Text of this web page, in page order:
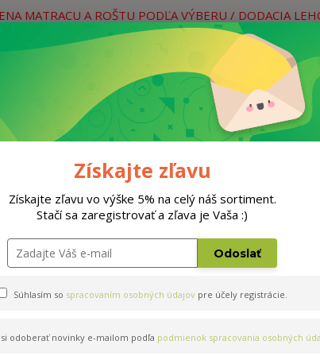
MATRACU A ROŠTU PODĽA VÝBERU / DODACIA
Hľadať
Neviete si rady? Zavolajte.
Doplnky Postele
Získajte zľavu
Získajte zľavu vo výške 5% na celý náš sortiment.
Stačí sa zaregistrovať a zľava je Vaša :)
Odoslať
Súhlasím so spracovaním osobných údajov pre účely registrácie.
odoberať novinky e-mailom podľa podmienok spracovania osobných